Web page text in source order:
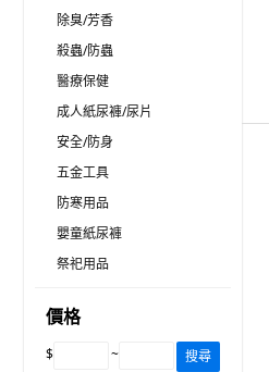
除臭/芳香
殺蟲/防蟲
醫療保健
成人紙尿褲/尿片
安全/防身
五金工具
防寒用品
嬰童紙尿褲
祭祀用品
價格
$ ~ 搜尋